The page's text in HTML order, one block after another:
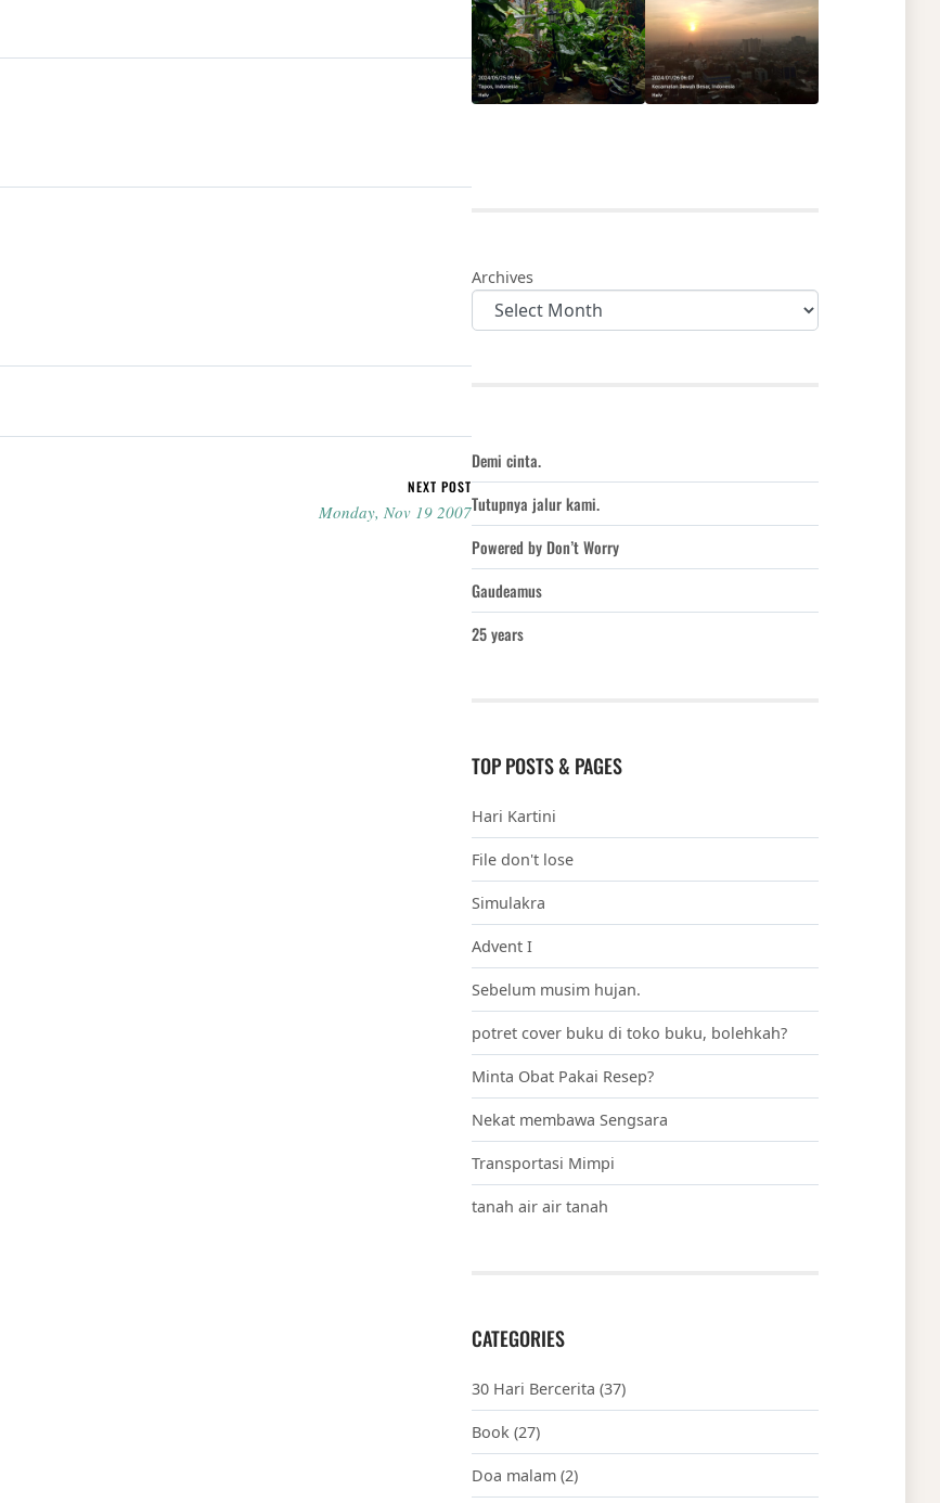
NEXT POST
Monday, Nov 19 2007
Archives
Demi cinta.
Tutupnya jalur kami.
Powered by Don’t Worry
Gaudeamus
25 years
TOP POSTS & PAGES
Hari Kartini
File don't lose
Simulakra
Advent I
Sebelum musim hujan.
potret cover buku di toko buku, bolehkah?
Minta Obat Pakai Resep?
Nekat membawa Sengsara
Transportasi Mimpi
tanah air air tanah
CATEGORIES
30 Hari Bercerita (37)
Book (27)
Doa malam (2)